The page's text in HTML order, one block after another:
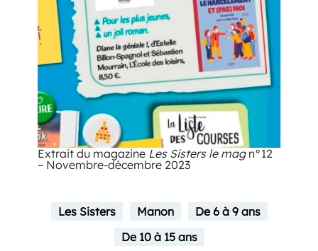
Extrait du magazine Les Sisters le magn°12
– Novembre-décembre 2023
Les Sisters Manon
De 6 à 9 ans
De 10 à 15 ans